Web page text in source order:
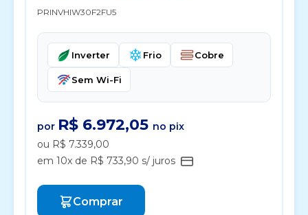
PRINVHIW30F2FU5
Inverter Frio Cobre
Sem Wi-Fi
por R$ 6.972,05 no pix
ou R$ 7.339,00
em 10x de R$ 733,90 s/ juros
Comprar